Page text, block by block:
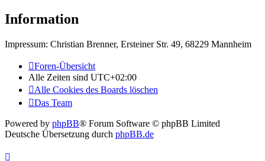
Information
Impressum: Christian Brenner, Ersteiner Str. 49, 68229 Mannheim
Foren-Übersicht
Alle Zeiten sind UTC+02:00
Alle Cookies des Boards löschen
Das Team
Powered by phpBB® Forum Software © phpBB Limited
Deutsche Übersetzung durch phpBB.de